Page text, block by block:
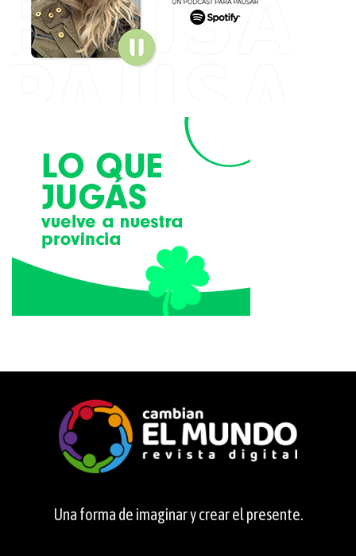
Una forma de imaginar y crear el presente.